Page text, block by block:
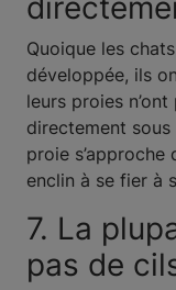
Quoique les
développée, ils
leurs proies
directement sous
proie s’approche
enclin à se fier à
7. La
pas de